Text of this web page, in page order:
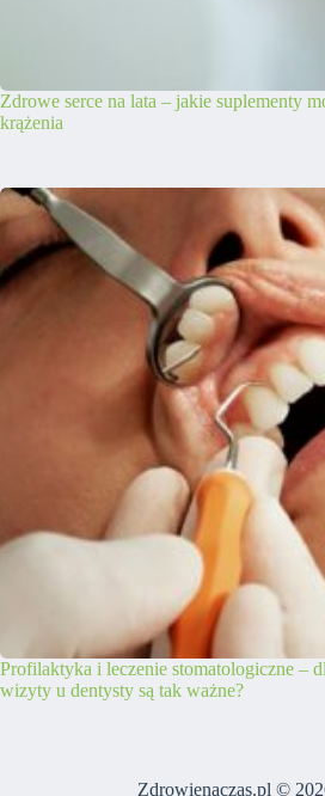
Zdrowe serce na lata – jakie suplementy
krążenia
Profilaktyka i leczenie stomatologiczne –
wizyty u dentysty są tak ważne?
Zdrowienaczas.pl ©